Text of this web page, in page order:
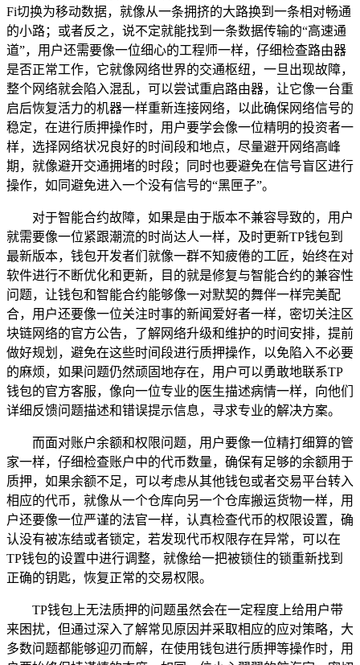
Fi切换为移动数据，就像从一条拥挤的大路换到一条相对畅通
的小路；或者反之，说不定就能找到一条数据传输的“高速通
道”，用户还需要像一位细心的工程师一样，仔细检查路由器
是否正常工作，它就像网络世界的交通枢纽，一旦出现故障，
整个网络就会陷入混乱，可以尝试重启路由器，让它像一台重
启后恢复活力的机器一样重新连接网络，以此确保网络信号的
稳定，在进行质押操作时，用户要学会像一位精明的投资者一
样，选择网络状况良好的时间段和地点，尽量避开网络高峰
期，就像避开交通拥堵的时段；同时也要避免在信号盲区进行
操作，如同避免进入一个没有信号的“黑匣子”。
对于智能合约故障，如果是由于版本不兼容导致的，用户
就需要像一位紧跟潮流的时尚达人一样，及时更新TP钱包到
最新版本，钱包开发者们就像一群不知疲倦的工匠，始终在对
软件进行不断优化和更新，目的就是修复与智能合约的兼容性
问题，让钱包和智能合约能够像一对默契的舞伴一样完美配
合，用户还要像一位关注时事的新闻爱好者一样，密切关注区
块链网络的官方公告，了解网络升级和维护的时间安排，提前
做好规划，避免在这些时间段进行质押操作，以免陷入不必要
的麻烦，如果问题仍然顽固地存在，用户可以勇敢地联系TP
钱包的官方客服，像向一位专业的医生描述病情一样，向他们
详细反馈问题描述和错误提示信息，寻求专业的解决方案。
而面对账户余额和权限问题，用户要像一位精打细算的管
家一样，仔细检查账户中的代币数量，确保有足够的余额用于
质押，如果余额不足，可以考虑从其他钱包或者交易平台转入
相应的代币，就像从一个仓库向另一个仓库搬运货物一样，用
户还要像一位严谨的法官一样，认真检查代币的权限设置，确
认没有被冻结或者锁定，若发现代币权限存在异常，可以在
TP钱包的设置中进行调整，就像给一把被锁住的锁重新找到
正确的钥匙，恢复正常的交易权限。
TP钱包上无法质押的问题虽然会在一定程度上给用户带
来困扰，但通过深入了解常见原因并采取相应的应对策略，大
多数问题都能够迎刃而解，在使用钱包进行质押等操作时，用